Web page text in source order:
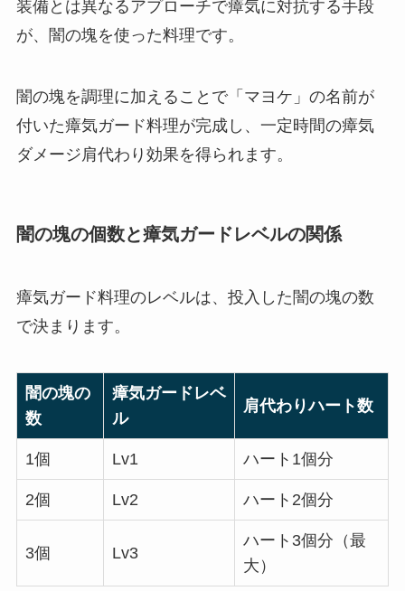
装備とは異なるアプローチで瘴気に対抗する手段
が、闇の塊を使った料理です。
闇の塊を調理に加えることで「マヨケ」の名前が
付いた瘴気ガード料理が完成し、一定時間の瘴気
ダメージ肩代わり効果を得られます。
闇の塊の個数と瘴気ガードレベルの関係
瘴気ガード料理のレベルは、投入した闇の塊の数
で決まります。
闇の塊の
数
瘴気ガードレベ
ル
肩代わりハート数
1個 Lv1 ハート1個分
2個 Lv2 ハート2個分
3個 Lv3
ハート3個分（最
大）